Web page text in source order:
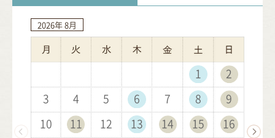
2026年8月
1
2
3
4 5 6 7 8
9
10
11 12 13 14 15
16
2026年9月
5
6
7
8 9 10 11 12
13
14
15 16 17 18 19
20
2026年10月
3
4
5
6 7 8 9 10
11
12
13 14 15 16 17
18
2026年11月
1
2
3 4 5 6 7
8
9
10 11 12 13 14
15
2026年12月
5
6
7
8 9 10 11 12
13
14
15 16 17 18 19
20
2027年1月
2
3
4
5 6 7 8 9
10
11
12 13 14 15 16
17
2027年2月
6
7
8
9 10 11 12 13
14
15
16 17 18 19 20
21
2027年3月
6
7
8
9 10 11 12 13
14
15
16 17 18 19 20
21
2027年4月
3
4
5
6 7 8 9 10
11
12
13 14 15 16 17
18
2027年5月
1
2
3
4 5 6 7 8
9
10
11 12 13 14 15
16
2027年6月
5
6
7
8 9 10 11 12
13
14
15 16 17 18 19
20
2027年7月
3
4
5
6 7 8 9 10
11
12
13 14 15 16 17
18